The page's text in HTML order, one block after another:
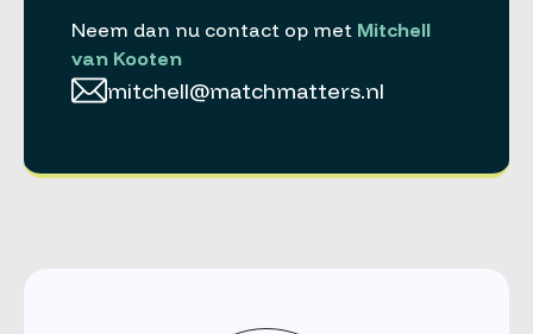
Neem dan nu contact op met Mitchell
van Kooten
mitchell@matchmatters.nl